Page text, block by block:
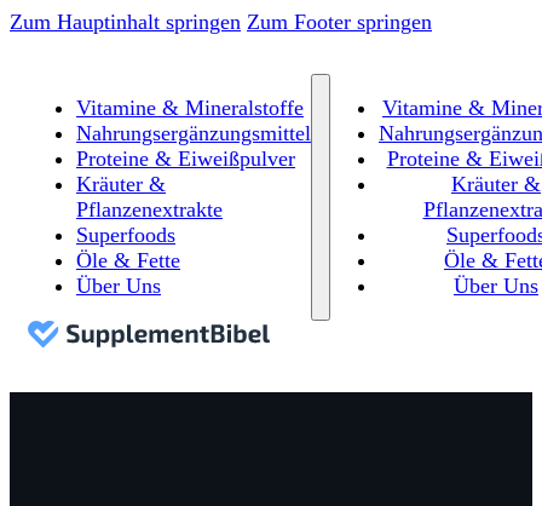
Zum Hauptinhalt springen Zum Footer springen
Vitamine & Mineralstoffe
Nahrungsergänzungsmittel
Proteine & Eiweißpulver
Kräuter &
Pflanzenextrakte
Superfoods
Öle & Fette
Über Uns
Vitamine &
Proteine &
Kräuter &
Öle &
Über Uns